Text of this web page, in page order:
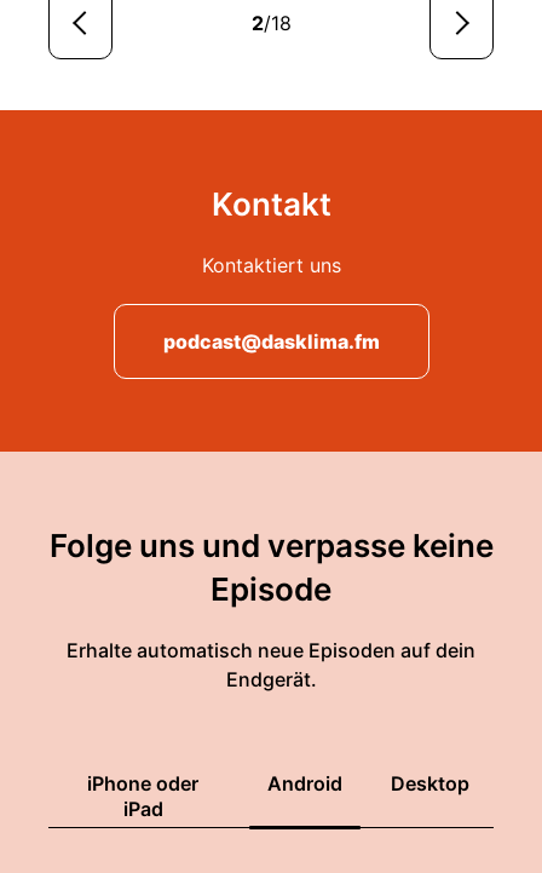
2/18
Kontakt
Kontaktiert uns
podcast@dasklima.fm
Folge uns und verpasse keine
Episode
Erhalte automatisch neue Episoden auf dein
Endgerät.
iPhone oder
iPad
Android Desktop